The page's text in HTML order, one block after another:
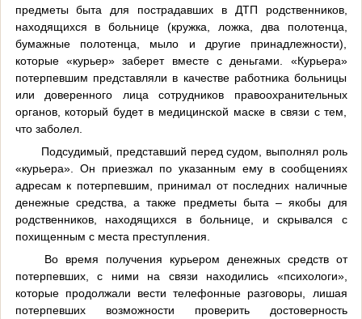
предметы быта для пострадавших в ДТП родственников,
находящихся в больнице (кружка, ложка, два полотенца,
бумажные полотенца, мыло и другие принадлежности),
которые «курьер» заберет вместе с деньгами. «Курьера»
потерпевшим представляли в качестве работника больницы
или доверенного лица сотрудников правоохранительных
органов, который будет в медицинской маске в связи с тем,
что заболел.
Подсудимый, представший перед судом, выполнял роль
«курьера». Он приезжал по указанным ему в сообщениях
адресам к потерпевшим, принимал от последних наличные
денежные средства, а также предметы быта – якобы для
родственников, находящихся в больнице, и скрывался с
похищенным с места преступления.
Во время получения курьером денежных средств от
потерпевших, с ними на связи находились «психологи»,
которые продолжали вести телефонные разговоры, лишая
потерпевших возможности проверить достоверность